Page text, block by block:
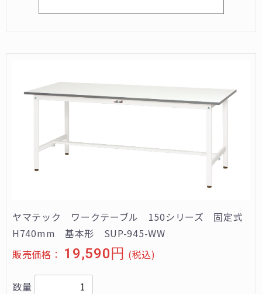
ヤマテック ワークテーブル 150シリーズ 固定式
H740mm 基本形 SUP-945-WW
販売価格： 19,590円 (税込)
数量